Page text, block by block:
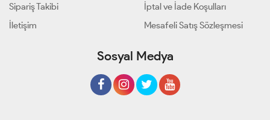
Sipariş Takibi
İletişim
İptal ve İade Koşulları
Mesafeli Satış Sözleşmesi
Sosyal Medya